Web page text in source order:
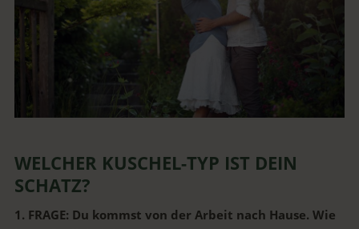
WELCHER KUSCHEL-TYP IST DEIN
SCHATZ?
1. FRAGE: Du kommst von der Arbeit nach Hause. Wie